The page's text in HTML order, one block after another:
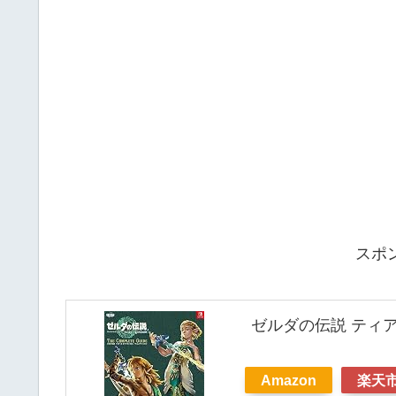
スポ
ゼルダの伝説 ティ
Amazon 楽天